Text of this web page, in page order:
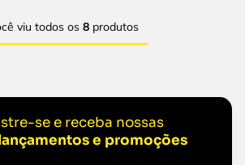
viu todos os 8 produtos
se e receba nossas
e promoções